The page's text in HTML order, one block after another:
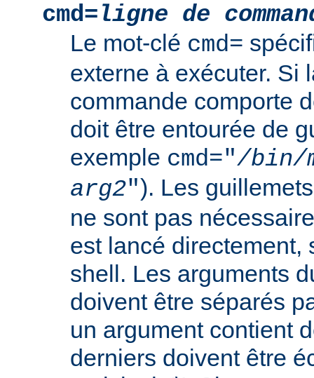
cmd=ligne de
Le mot-clé cmd=
externe à exécuter. Si
commande comporte
doit être entourée de
exemple cmd="/bin/
arg2"). Les
ne sont pas
est lancé directement,
shell. Les arguments
doivent être séparés
un argument contient
derniers doivent être